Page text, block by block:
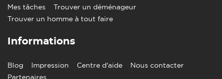
Mes tâches
Trouver un déménageur
Trouver un homme à tout faire
Informations
Blog Impression Centre d'aide
Nous contacter
Partenaires